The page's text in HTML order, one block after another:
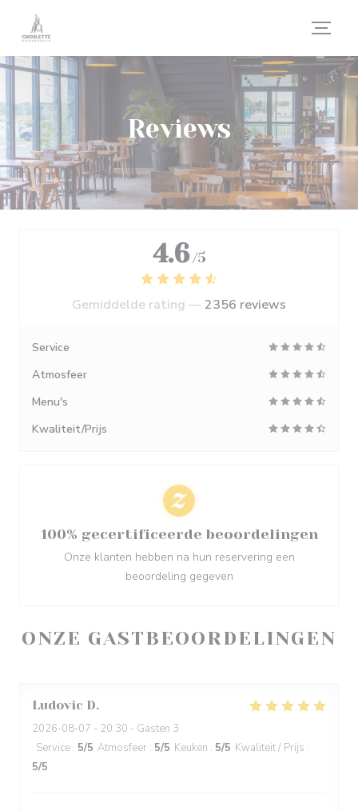
Cookies beheer paneel
Reviews
ONZE GASTBEOORDELINGEN
Ludovic D
2026-08-07 - 20:30 - Gasten 3
Service : 5/5 Atmosfeer : 5/5 Keuken : 5/5 Kwaliteit / Prijs :
5/5
4.6 /5
Gemiddelde rating —2356 reviews
Service
Atmosfeer
Menu's
Kwaliteit/Prijs
100% gecertificeerde beoordelingen
Onze klanten hebben na hun reservering een
beoordeling gegeven